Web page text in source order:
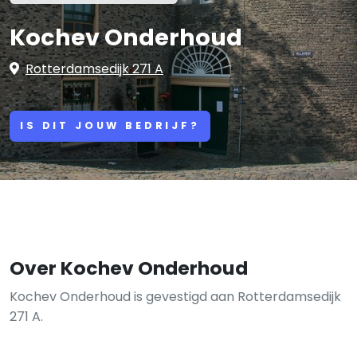
Kochev Onderhoud
Rotterdamsedijk 271 A
IS DIT JOUW BEDRIJF?
Over Kochev Onderhoud
Kochev Onderhoud is gevestigd aan Rotterdamsedijk
271 A.